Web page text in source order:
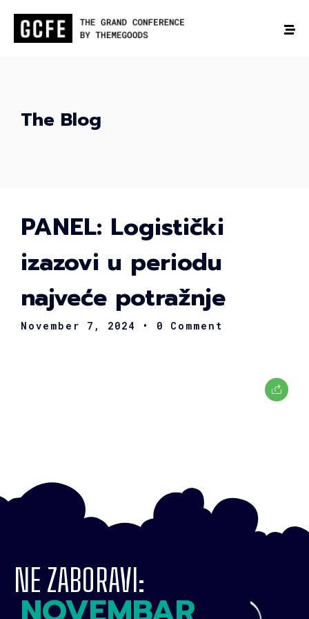
The Blog
PANEL: Logistički
izazovi u periodu
najveće potražnje
November 7, 2024 • 0 Comment
NE ZABORAVI: